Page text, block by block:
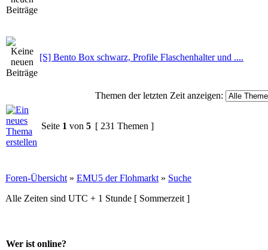
[S] Bento Box schwarz, Profile Flaschenhalter und ....
Themen der letzten Zeit anzeigen:
Seite 1 von 5 [ 231 Themen ]
Foren-Übersicht » EMU5 der Flohmarkt » Suche
Alle Zeiten sind UTC + 1 Stunde [ Sommerzeit ]
Wer ist online?